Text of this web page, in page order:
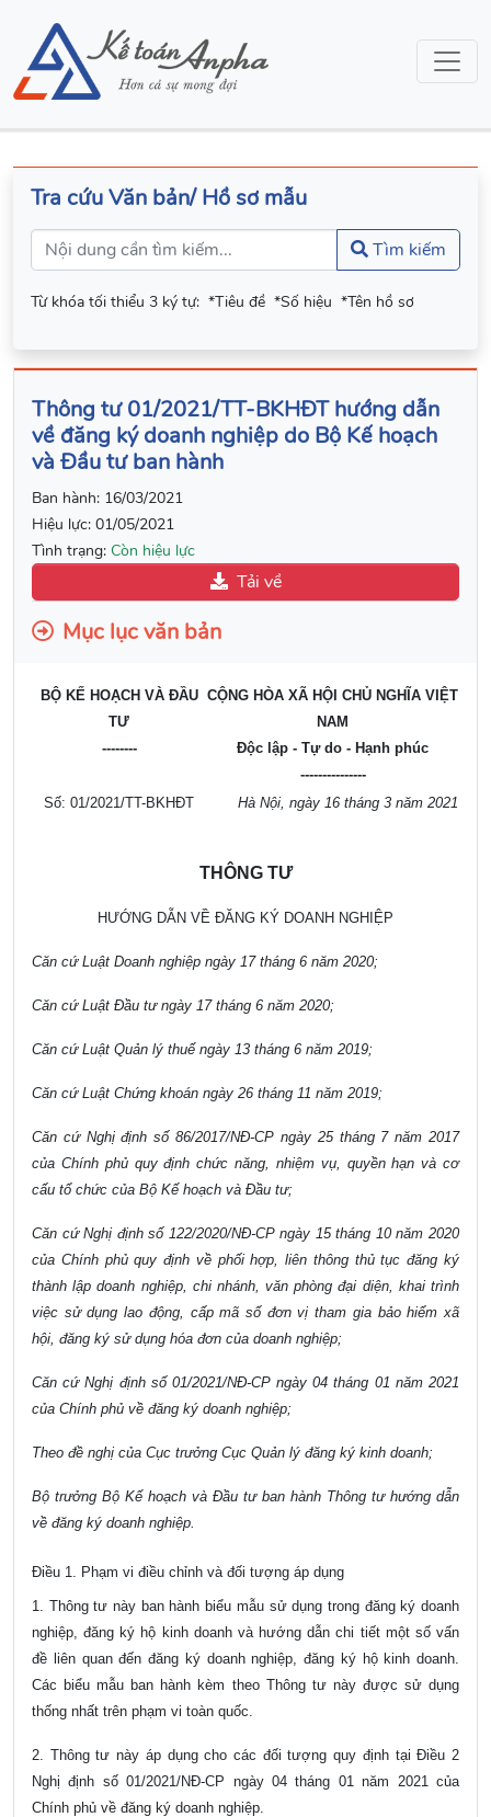
Tra cứu Văn bản/ Hồ sơ mẫu
Tìm kiếm
Từ khóa tối thiểu 3 ký tự: *Tiêu đề *Số hiệu *Tên hồ sơ
Thông tư 01/2021/TT-BKHĐT hướng dẫn
về đăng ký doanh nghiệp do Bộ Kế hoạch
và Đầu tư ban hành
Ban hành: 16/03/2021
Hiệu lực: 01/05/2021
Tình trạng: Còn hiệu lực
Tải về
Mục lục văn bản
BỘ KẾ HOẠCH VÀ ĐẦU
TƯ
--------
CỘNG HÒA XÃ HỘI CHỦ NGHĨA VIỆT
NAM
Độc lập - Tự do - Hạnh phúc
---------------
Số: 01/2021/TT-BKHĐT
Hà Nội, ngày 16 tháng 3 năm 2021
THÔNG TƯ
HƯỚNG DẪN VỀ ĐĂNG KÝ DOANH NGHIỆP
Căn cứ Luật Doanh nghiệp ngày 17 tháng 6 năm 2020;
Căn cứ Luật Đầu tư ngày 17 tháng 6 năm 2020;
Căn cứ Luật Quản lý thuế ngày 13 tháng 6 năm 2019;
Căn cứ Luật Chứng khoán ngày 26 tháng 11 năm 2019;
Căn cứ Nghị định số 86/2017/NĐ-CP ngày 25 tháng 7 năm 2017
của Chính phủ quy định chức năng, nhiệm vụ, quyền hạn và cơ
cấu tổ chức của Bộ Kế hoạch và Đầu tư;
Căn cứ Nghị định số 122/2020/NĐ-CP ngày 15 tháng 10 năm 2020
của Chính phủ quy định về phối hợp, liên thông thủ tục đăng ký
thành lập doanh nghiệp, chi nhánh, văn phòng đại diện, khai trình
việc sử dụng lao động, cấp mã số đơn vị tham gia bảo hiểm xã
hội, đăng ký sử dụng hóa đơn của doanh nghiệp;
Căn cứ Nghị định số 01/2021/NĐ-CP ngày 04 tháng 01 năm 2021
của Chính phủ về đăng ký doanh nghiệp;
Theo đề nghị của Cục trưởng Cục Quản lý đăng ký kinh doanh;
Bộ trưởng Bộ Kế hoạch và Đầu tư ban hành Thông tư hướng dẫn
về đăng ký doanh nghiệp.
Điều 1. Phạm vi điều chỉnh và đối tượng áp dụng
1. Thông tư này ban hành biểu mẫu sử dụng trong đăng ký doanh
nghiệp, đăng ký hộ kinh doanh và hướng dẫn chi tiết một số vấn
đề liên quan đến đăng ký doanh nghiệp, đăng ký hộ kinh doanh.
Các biểu mẫu ban hành kèm theo Thông tư này được sử dụng
thống nhất trên phạm vi toàn quốc.
2. Thông tư này áp dụng cho các đối tượng quy định tạiĐiều 2
Nghị định số 01/2021/NĐ-CP ngày 04 tháng 01 năm 2021 của
Chính phủ về đăng ký doanh nghiệp.